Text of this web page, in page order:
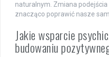
naturalnym. Zmiana
znacząco poprawić nasze
Jakie wsparcie
budowaniu